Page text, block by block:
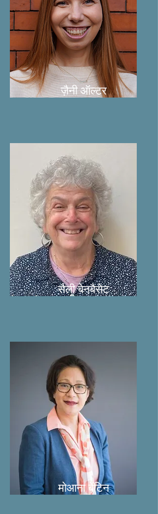
ज़ैनी ऑल्टर
सैली बेनबैसेट
मोआना बेंटिन